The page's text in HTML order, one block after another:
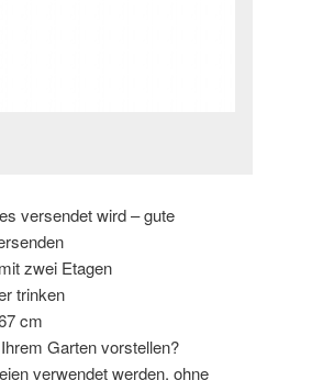
versendet wird – gute
zwei Etagen
trinken
cm
Garten vorstellen?
verwendet werden, ohne